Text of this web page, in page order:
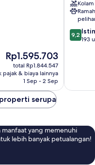
Harga
sekarang
Rp1.595.703
Rp1.595.703
total Rp1.844.547
pajak & biaya lainnya
1 Sep - 2 Sep
Gruissan
9.2
dari
9,2
193
serupa
yang memenuhi
lebih banyak petualangan!